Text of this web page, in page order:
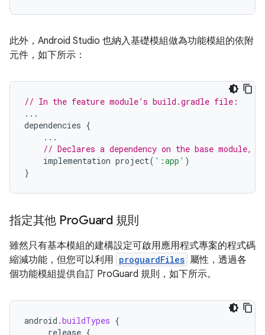
此外，Android Studio 也納入基礎模組做為功能模組的依附
元件，如下所示：
// In the feature module’s build.gradle file:
...
dependencies {
...
// Declares a dependency on the base module,
implementation project( ':app' )
}
指定其他 ProGuard 規則
雖然只有基本模組的建構設定可啟用應用程式專案的程式碼
縮減功能，但您可以利用 proguardFiles 屬性，透過各
個功能模組提供自訂 ProGuard 規則，如下所示。
android .buildTypes {
release {